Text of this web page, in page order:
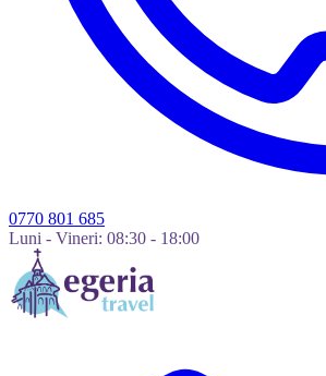
0770 801 685
Luni - Vineri: 08:30 - 18:00